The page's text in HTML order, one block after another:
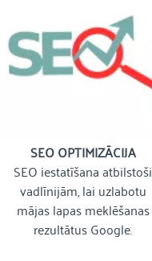
SEO OPTIMIZĀCIJA
SEO iestatīšana atbilstoši
vadlīnijām, lai uzlabotu
mājas lapas meklēšanas
rezultātus Google.